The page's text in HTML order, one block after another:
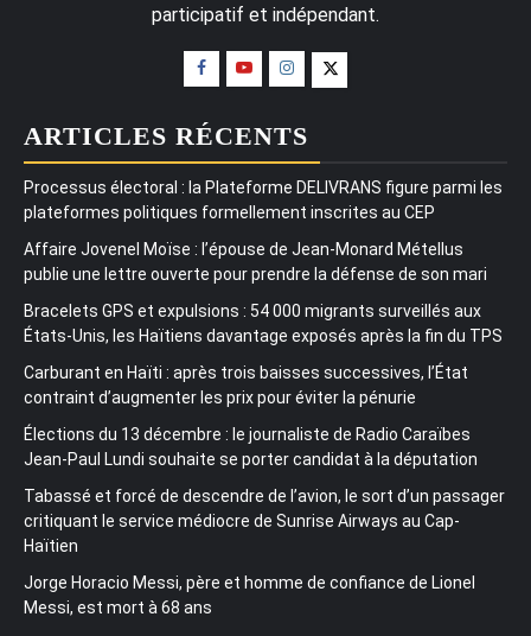
participatif et indépendant.
ARTICLES RÉCENTS
Processus électoral : la Plateforme DELIVRANS figure parmi les
plateformes politiques formellement inscrites au CEP
Affaire Jovenel Moïse : l’épouse de Jean-Monard Métellus
publie une lettre ouverte pour prendre la défense de son mari
Bracelets GPS et expulsions : 54 000 migrants surveillés aux
États-Unis, les Haïtiens davantage exposés après la fin du TPS
Carburant en Haïti : après trois baisses successives, l’État
contraint d’augmenter les prix pour éviter la pénurie
Élections du 13 décembre : le journaliste de Radio Caraïbes
Jean-Paul Lundi souhaite se porter candidat à la députation
Tabassé et forcé de descendre de l’avion, le sort d’un passager
critiquant le service médiocre de Sunrise Airways au Cap-
Haïtien
Jorge Horacio Messi, père et homme de confiance de Lionel
Messi, est mort à 68 ans